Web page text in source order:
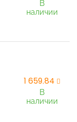
В
наличии
1 659,84
В
наличии